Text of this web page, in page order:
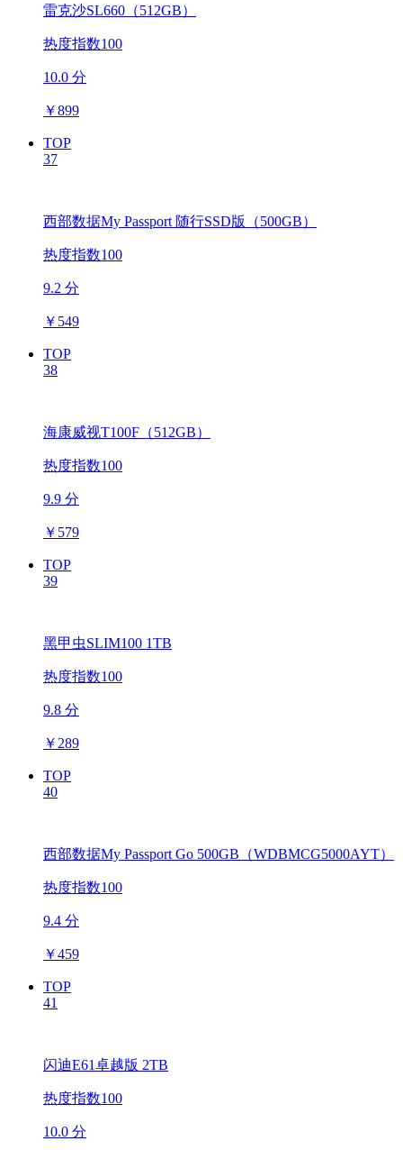
雷克沙SL660（512GB）
热度指数100
10.0 分
￥899
TOP
37
西部数据My Passport 随行SSD版（500GB）
热度指数100
9.2 分
￥ 549
TOP
38
海康威视T100F（512GB）
热度指数100
9.9 分
￥ 579
TOP
39
黑甲虫SLIM100 1TB
热度指数100
9.8 分
￥ 289
TOP
40
西部数据My Passport Go 500GB（WDBMCG5000AYT）
热度指数100
9.4 分
￥459
TOP
41
闪迪E61卓越版 2TB
热度指数100
10.0 分